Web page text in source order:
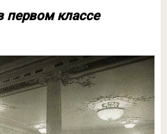
первом классе